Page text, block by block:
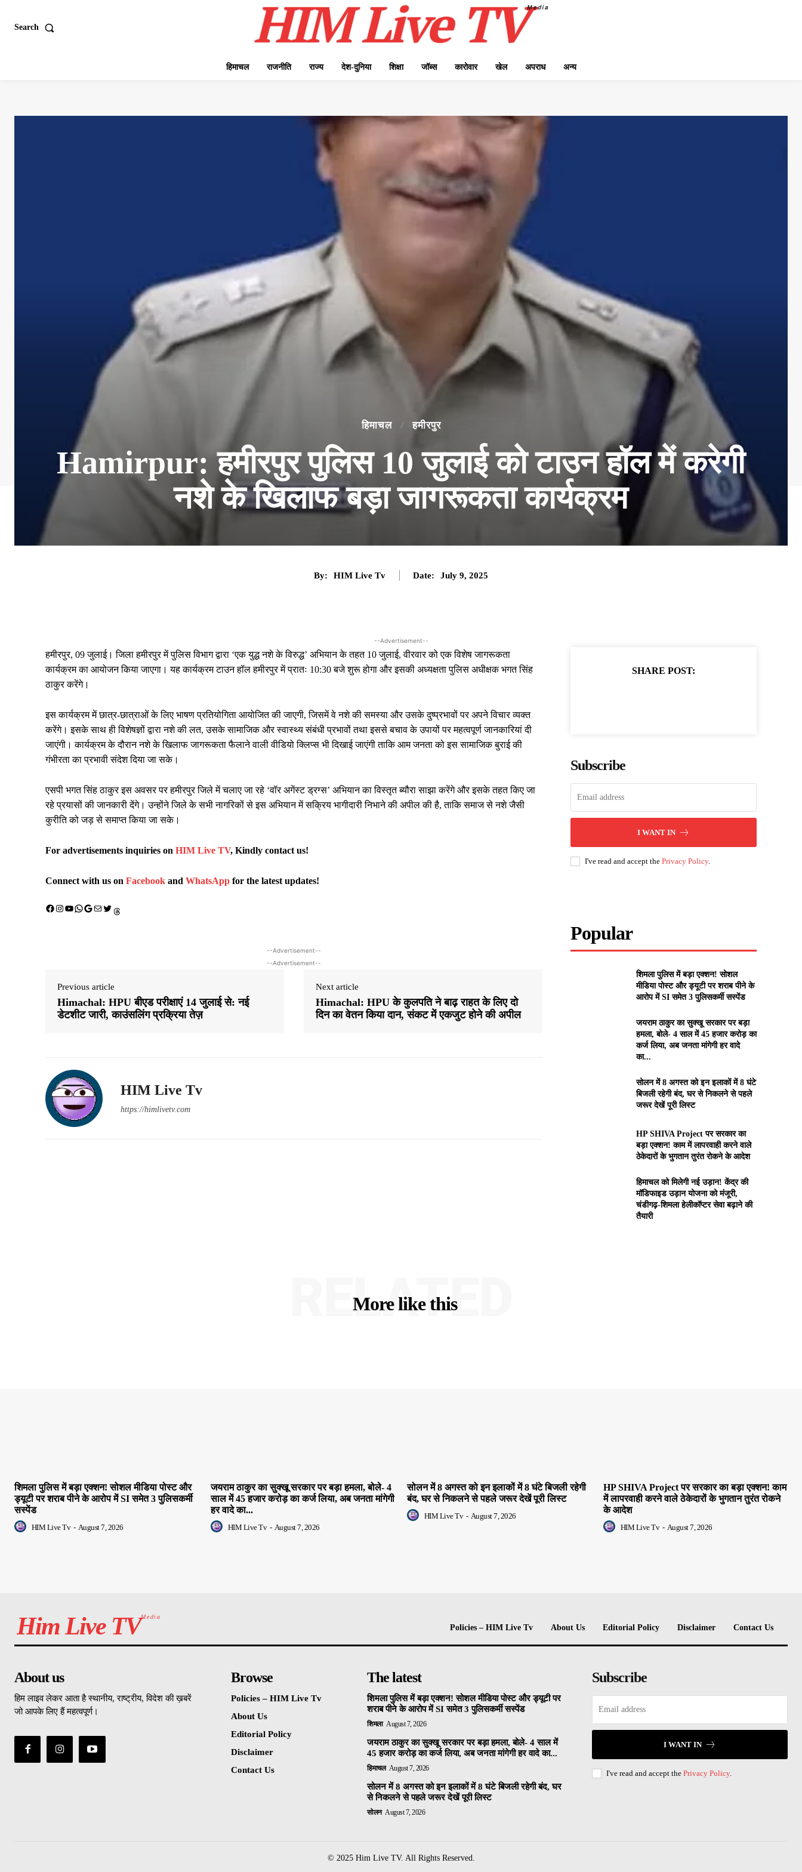
Search
हिमाचल राजनीति राज्य देश-दुनिया शिक्षा जॉब्स कारोवार खेल अपराध अन्य
हिमाचल हमीरपुर
Hamirpur: हमीरपुर पुलिस 10 जुलाई को टाउन हॉल में करेगी
नशे के खिलाफ बड़ा जागरूकता कार्यक्रम
By: HIM Live Tv Date: July 9, 2025
--Advertisement--
हमीरपुर, 09 जुलाई। जिला हमीरपुर में पुलिस विभाग द्वारा ‘एक युद्ध नशे के विरुद्ध’ अभियान के तहत 10 जुलाई, वीरवार को एक विशेष जागरूकता
कार्यक्रम का आयोजन किया जाएगा। यह कार्यक्रम टाउन हॉल हमीरपुर में प्रातः 10:30 बजे शुरू होगा और इसकी अध्यक्षता पुलिस अधीक्षक भगत सिंह
ठाकुर करेंगे।
इस कार्यक्रम में छात्र-छात्राओं के लिए भाषण प्रतियोगिता आयोजित की जाएगी, जिसमें वे नशे की समस्या और उसके दुष्प्रभावों पर अपने विचार व्यक्त
करेंगे। इसके साथ ही विशेषज्ञों द्वारा नशे की लत, उसके सामाजिक और स्वास्थ्य संबंधी प्रभावों तथा इससे बचाव के उपायों पर महत्वपूर्ण जानकारियां दी
जाएंगी। कार्यक्रम के दौरान नशे के खिलाफ जागरूकता फैलाने वाली वीडियो क्लिप्स भी दिखाई जाएंगी ताकि आम जनता को इस सामाजिक बुराई की
गंभीरता का प्रभावी संदेश दिया जा सके।
एसपी भगत सिंह ठाकुर इस अवसर पर हमीरपुर जिले में चलाए जा रहे ‘वॉर अगेंस्ट ड्रग्स’ अभियान का विस्तृत ब्यौरा साझा करेंगे और इसके तहत किए जा
रहे प्रयासों की जानकारी देंगे। उन्होंने जिले के सभी नागरिकों से इस अभियान में सक्रिय भागीदारी निभाने की अपील की है, ताकि समाज से नशे जैसी
कुरीति को जड़ से समाप्त किया जा सके।
For advertisements inquiries on HIM Live TV, Kindly contact us!
Connect with us on Facebook and WhatsApp for the latest updates!
Facebook Instagram YouTube WhatsApp Google Mail X (Twitter) Threads
--Advertisement--
--Advertisement--
Previous article
Himachal: HPU बीएड परीक्षाएं 14 जुलाई से: नई
डेटशीट जारी, काउंसलिंग प्रक्रिया तेज़
Next article
Himachal: HPU के कुलपति ने बाढ़ राहत के लिए दो
दिन का वेतन किया दान, संकट में एकजुट होने की अपील
HIM Live Tv
https://himlivetv.com
SHARE POST:
Subscribe
I WANT IN
I've read and accept thePrivacy Policy.
Popular
शिमला पुलिस में बड़ा एक्शन! सोशल
मीडिया पोस्ट और ड्यूटी पर शराब पीने के
आरोप में SI समेत 3 पुलिसकर्मी सस्पेंड
जयराम ठाकुर का सुक्खू सरकार पर बड़ा
हमला, बोले- 4 साल में 45 हजार करोड़ का
कर्ज लिया, अब जनता मांगेगी हर वादे
का...
सोलन में 8 अगस्त को इन इलाकों में 8 घंटे
बिजली रहेगी बंद, घर से निकलने से पहले
जरूर देखें पूरी लिस्ट
HP SHIVA Project पर सरकार का
बड़ा एक्शन! काम में लापरवाही करने वाले
ठेकेदारों के भुगतान तुरंत रोकने के आदेश
हिमाचल को मिलेगी नई उड़ान! केंद्र की
मॉडिफाइड उड़ान योजना को मंजूरी,
चंडीगढ़-शिमला हेलीकॉप्टर सेवा बढ़ाने की
तैयारी
More like this
RELATED
शिमला पुलिस में बड़ा एक्शन! सोशल मीडिया पोस्ट और
ड्यूटी पर शराब पीने के आरोप में SI समेत 3 पुलिसकर्मी
सस्पेंड
HIM Live Tv - August 7, 2026
जयराम ठाकुर का सुक्खू सरकार पर बड़ा हमला, बोले- 4
साल में 45 हजार करोड़ का कर्ज लिया, अब जनता मांगेगी
हर वादे का...
HIM Live Tv - August 7, 2026
सोलन में 8 अगस्त को इन इलाकों में 8 घंटे बिजली रहेगी
बंद, घर से निकलने से पहले जरूर देखें पूरी लिस्ट
HIM Live Tv - August 7, 2026
HP SHIVA Project पर सरकार का बड़ा एक्शन! काम
में लापरवाही करने वाले ठेकेदारों के भुगतान तुरंत रोकने
के आदेश
HIM Live Tv - August 7, 2026
Him Live TVMedia
Policies – HIM Live Tv About Us Editorial Policy Disclaimer Contact Us
About us
हिम लाइव लेकर आता है स्थानीय, राष्ट्रीय, विदेश की ख़बरें
जो आपके लिए हैं महत्वपूर्ण।
Browse
Policies – HIM Live Tv
About Us
Editorial Policy
Disclaimer
Contact Us
The latest
शिमला पुलिस में बड़ा एक्शन! सोशल मीडिया पोस्ट और ड्यूटी पर
शराब पीने के आरोप में SI समेत 3 पुलिसकर्मी सस्पेंड
शिमला August 7, 2026
जयराम ठाकुर का सुक्खू सरकार पर बड़ा हमला, बोले- 4 साल में
45 हजार करोड़ का कर्ज लिया, अब जनता मांगेगी हर वादे का...
हिमाचल August 7, 2026
सोलन में 8 अगस्त को इन इलाकों में 8 घंटे बिजली रहेगी बंद, घर
से निकलने से पहले जरूर देखें पूरी लिस्ट
सोलन August 7, 2026
Subscribe
I WANT IN
I've read and accept the Privacy Policy.
© 2025 Him Live TV. All Rights Reserved.